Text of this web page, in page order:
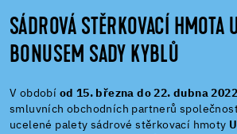
SÁDROVÁ STĚRKOVACÍ
BONUSEM SADY KYBLŮ
V období od 15. března do 22. dubna 2022
smluvních obchodních partnerů
ucelené palety sádrové stěrkovací hmoty